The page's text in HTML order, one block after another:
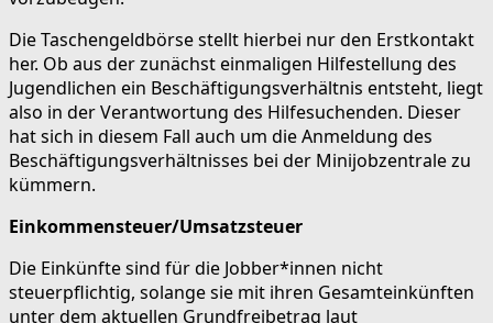
Die Taschengeldbörse stellt hierbei nur den Erstkontakt
her. Ob aus der zunächst einmaligen Hilfestellung des
Jugendlichen ein Beschäftigungsverhältnis entsteht, liegt
also in der Verantwortung des Hilfesuchenden. Dieser
hat sich in diesem Fall auch um die Anmeldung des
Beschäftigungsverhältnisses bei der Minijobzentrale zu
kümmern.
Einkommensteuer/Umsatzsteuer
Die Einkünfte sind für die Jobber*innen nicht
steuerpflichtig, solange sie mit ihren Gesamteinkünften
unter dem aktuellen Grundfreibetrag laut